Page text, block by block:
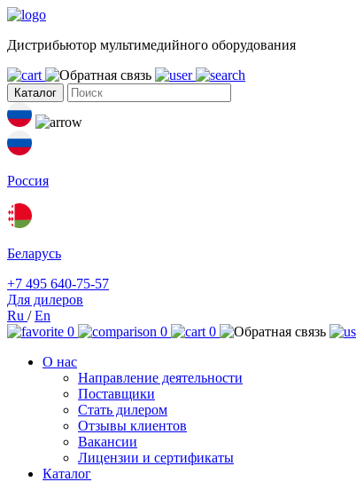
Дистрибьютор мультимедийного оборудования
Каталог
Россия
Беларусь
+7 495 640-75-57
Для дилеров
Ru /En
0
0
0
О нас
Направление деятельности
Поставщики
Стать дилером
Отзывы клиентов
Вакансии
Лицензии и сертификаты
Каталог